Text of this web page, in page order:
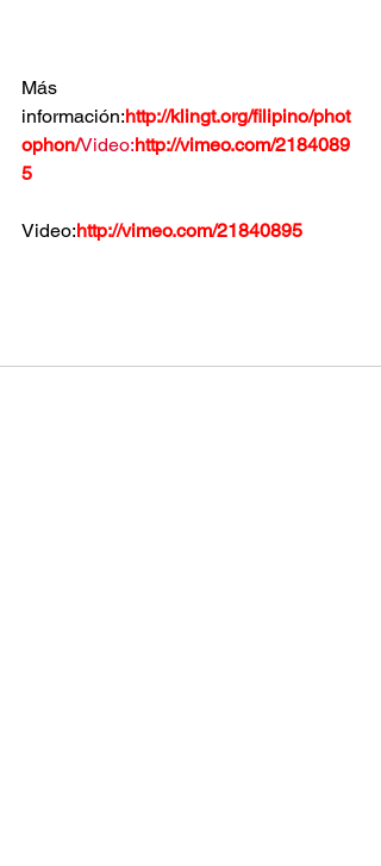
Más
información:http://klingt.org/filipino/phot
ophon/Video:http://vimeo.com/2184089
5
Video:http://vimeo.com/21840895